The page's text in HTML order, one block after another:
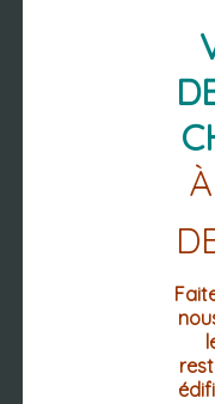
DU
LES
MARDI /